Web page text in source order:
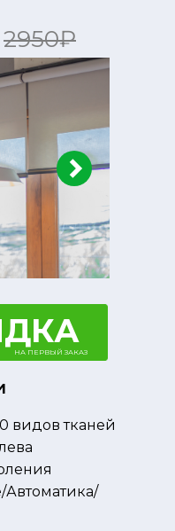
НА ПЕРВЫЙ ЗАКАЗ
видов тканей
Автоматика/
2950₽